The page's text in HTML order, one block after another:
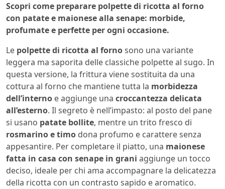
Scopri come preparare polpette di ricotta al forno
con patate e maionese alla senape: morbide,
profumate e perfette per ogni occasione.
Le polpette di ricotta al fornosono una variante
leggera ma saporita delle classiche polpette al sugo. In
questa versione, la frittura viene sostituita da una
cottura al forno che mantiene tutta la morbidezza
dell’interno e aggiunge una croccantezza delicata
all’esterno. Il segreto è nell’impasto: al posto del pane
si usano patate bollite, mentre un trito fresco di
rosmarino e timo dona profumo e carattere senza
appesantire. Per completare il piatto, una maionese
fatta in casa con senape in grani aggiunge un tocco
deciso, ideale per chi ama accompagnare la delicatezza
della ricotta con un contrasto sapido e aromatico.